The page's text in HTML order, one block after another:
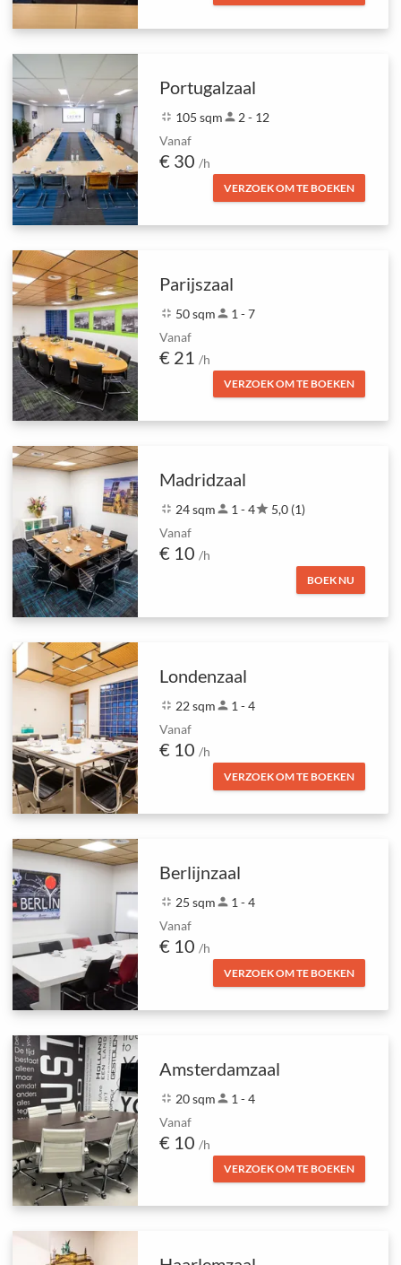
Portugalzaal
fullscreen_exit 105 sqmperson 2 - 12
Vanaf
€ 30 /h
VERZOEK OM TE BOEKEN
Parijszaal
fullscreen_exit 50 sqmperson 1 - 7
Vanaf
€ 21 /h
VERZOEK OM TE BOEKEN
Madridzaal
fullscreen_exit 24 sqmperson 1 - 4star 5,0 (1)
Vanaf
€ 10 /h
BOEK NU
Londenzaal
fullscreen_exit 22 sqmperson 1 - 4
Vanaf
€ 10 /h
VERZOEK OM TE BOEKEN
Berlijnzaal
fullscreen_exit 25 sqmperson 1 - 4
Vanaf
€ 10 /h
VERZOEK OM TE BOEKEN
Amsterdamzaal
fullscreen_exit 20 sqmperson 1 - 4
Vanaf
€ 10 /h
VERZOEK OM TE BOEKEN